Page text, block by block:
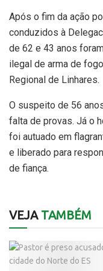
Após o fim da ação
conduzidos à
de 62 e 43 anos
ilegal de arma de
Regional de Linhares.
O suspeito de 56
falta de provas. Já o
foi autuado em
e liberado para
de fiança.
VEJATAMBÉM